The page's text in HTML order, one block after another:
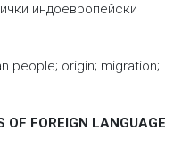
индоевропейски
people; origin; migration;
OF FOREIGN LANGUAGE